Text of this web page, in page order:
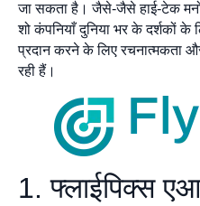
जा सकता है। जैसे-जैसे हाई-टेक
शो कंपनियाँ दुनिया भर के दर्शकों के
प्रदान करने के लिए रचनात्मकता
रही हैं।
1. फ्लाईपिक्स